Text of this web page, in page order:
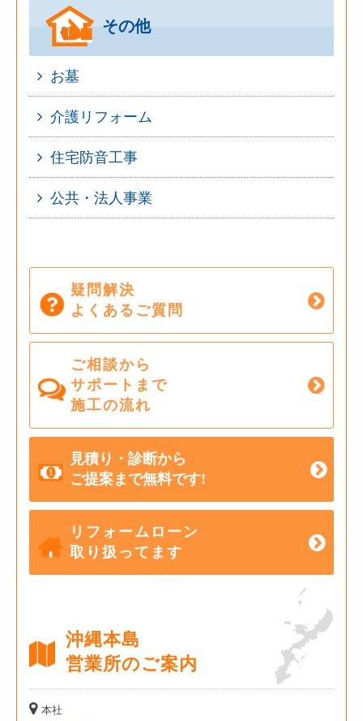
その他
お墓
介護リフォーム
住宅防音工事
公共・法人事業
疑問解決
よくあるご質問
ご相談から
サポートまで
施工の流れ
見積り・診断から
ご提案まで無料です!
リフォームローン
取り扱ってます
沖縄本島
営業所のご案内
本社